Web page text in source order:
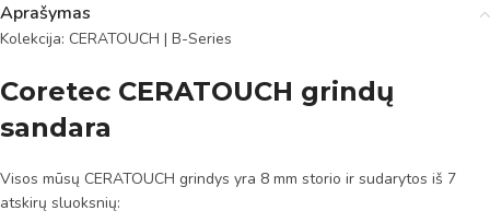
Aprašymas
Kolekcija: CERATOUCH | B-Series
Coretec CERATOUCH grindų
sandara
Visos mūsų CERATOUCH grindys yra 8 mm storio ir sudarytos iš 7
atskirų sluoksnių: